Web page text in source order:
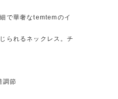
で華奢なtemtemのイ
られるネックレス。チ
調節